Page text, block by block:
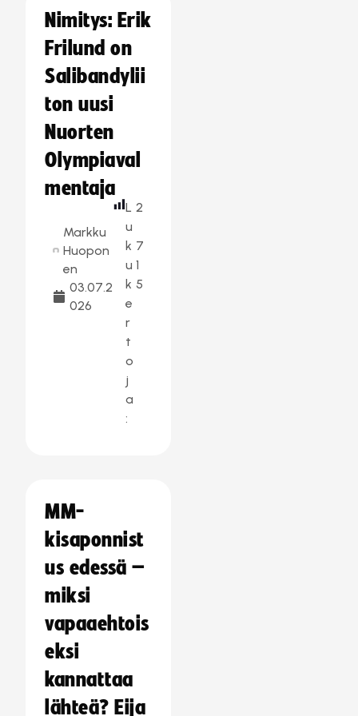
Nimitys: Erik
Frilund on
Salibandylii
ton uusi
Nuorten
Olympiaval
mentaja
Markku
Huopon
en
03.07.2
026
L
u
k
u
k
e
r
t
o
j
a
:
2
7
1
5
MM-
kisaponnist
us edessä –
miksi
vapaaehtois
eksi
kannattaa
lähteä? Eija